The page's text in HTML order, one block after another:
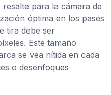
para la cámara de
óptima en los pases
tira debe ser
Este tamaño
se vea nítida en cada
o desenfoques